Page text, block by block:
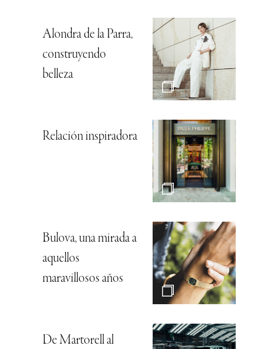
Alondra de la Parra,
construyendo
belleza
Relación inspiradora
Bulova, una mirada a
aquellos
maravillosos años
De Martorell al